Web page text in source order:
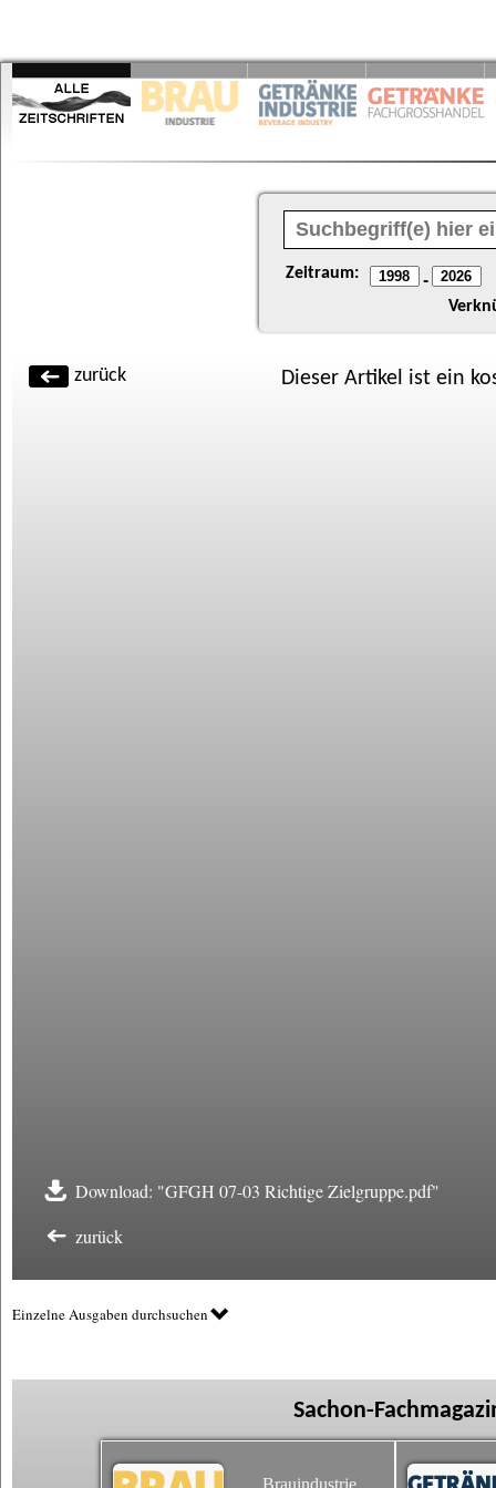
Zeitraum: -
zurück Dieser Artikel ist ein
Download: "GFGH 07-03 Richtige Zielgruppe.pdf"
zurück
Einzelne Ausgaben durchsuchen
Sachon-
Brauindustrie